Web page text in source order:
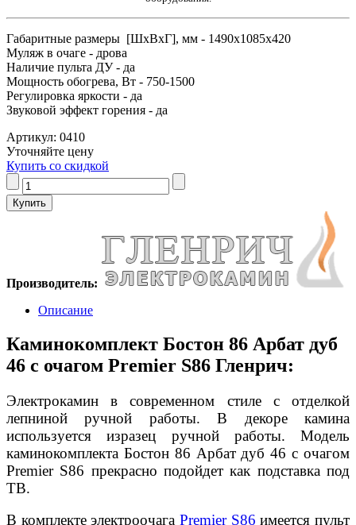
Габаритные размеры [ШxВxГ], мм - 1490x1085x420
Муляж в очаге - дрова
Наличие пульта ДУ - да
Мощность обогрева, Вт - 750-1500
Регулировка яркости - да
Звуковой эффект горения - да
Артикул: 0410
Уточняйте цену
Купить со скидкой
Производитель:
Описание
Каминокомплект Бостон 86 Арбат дуб
46 с очагом Premier S86 Гленрич:
Электрокамин в современном стиле с отделкой
лепниной ручной работы. В декоре камина
используется изразец ручной работы. Модель
каминокомплекта Бостон 86 Арбат дуб 46 с очагом
Premier S86 прекрасно подойдет как подставка под
ТВ.
В комплекте электроочага Premier S86 имеется пульт